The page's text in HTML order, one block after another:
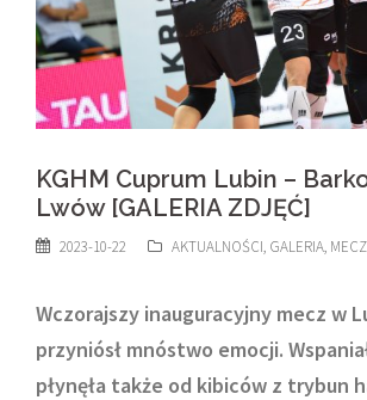
KGHM Cuprum Lubin –
Lwów [GALERIA ZDJĘĆ]
2023-10-22 AKTUALNOŚCI, GALERIA,
Wczorajszy inauguracyjny mecz w
przyniósł mnóstwo emocji.
płynęła także od kibiców z trybun